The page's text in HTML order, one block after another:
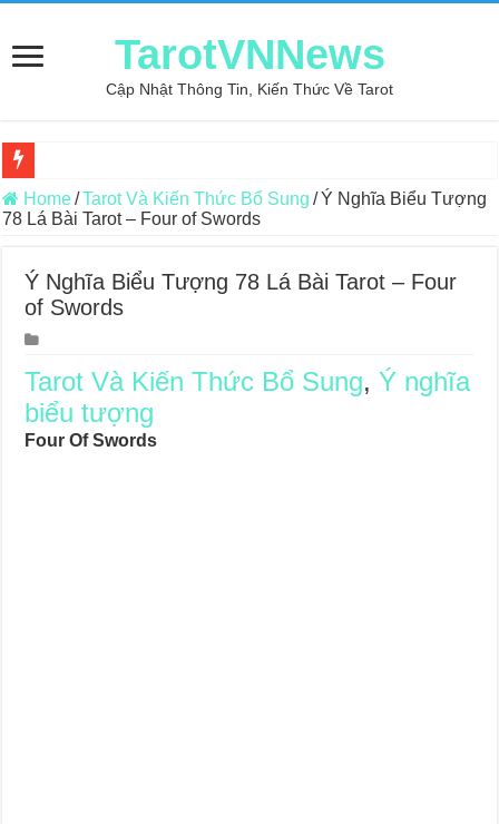
TarotVNNews
Cập Nhật Thông Tin, Kiến Thức Về Tarot
Review may áo thun tại xưởng may Dony
Konxari Cards – Trải Nghiệm Kết Nối Với Thế Giới Tâm Linh
Querent Tìm Đến Nhiều Tarot Reader Nhưng Không Thấy Thỏa
Journey Of Love Oracle – Lá Số 70: Heaven
Journey Of Love Oracle – Lá Số 69: Contemplation
Journey Of Love Oracle – Lá Số 68: Drop Into Your Heart
Home/Tarot Và Kiến Thức Bổ Sung /Ý Nghĩa Biểu Tượng
78 Lá Bài Tarot – Four of Swords
Ý Nghĩa Biểu Tượng 78 Lá Bài Tarot – Four
of Swords
Tarot Và Kiến Thức Bổ Sung,Ý nghĩa
biểu tượng
Four Of Swords